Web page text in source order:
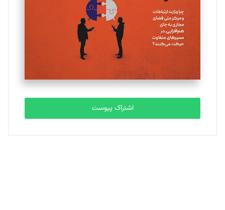
ملینا جعفری
تحریریه
مصطفی مسجدی آرانی
تحریریه
بابک نقاش
تحریریه
اشتراک پیوست